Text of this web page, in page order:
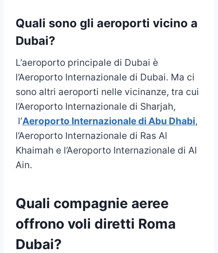
Quali sono gli aeroporti vicino a
Dubai?
L’aeroporto principale di Dubai è
l’Aeroporto Internazionale di Dubai. Ma ci
sono altri aeroporti nelle vicinanze, tra cui
l’Aeroporto Internazionale di Sharjah,
l’Aeroporto Internazionale di Abu Dhabi,
l’Aeroporto Internazionale di Ras Al
Khaimah e l’Aeroporto Internazionale di Al
Ain.
Quali compagnie aeree
offrono voli diretti Roma
Dubai?